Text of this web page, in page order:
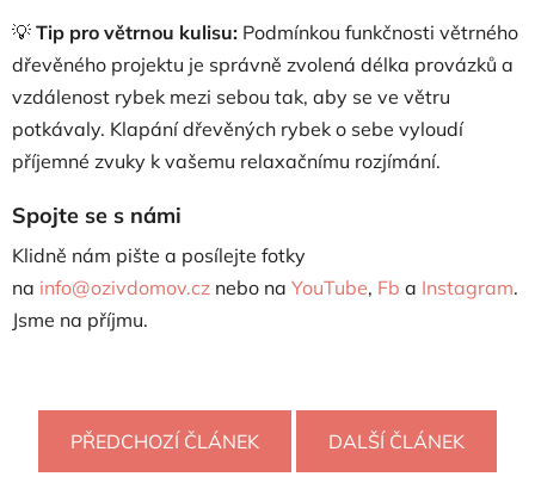
💡 Tip pro větrnou kulisu: Podmínkou funkčnosti větrného
dřevěného projektu je správně zvolená délka provázků a
vzdálenost rybek mezi sebou tak, aby se ve větru
potkávaly. Klapání dřevěných rybek o sebe vyloudí
příjemné zvuky k vašemu relaxačnímu rozjímání.
Spojte se s námi
Klidně nám pište a posílejte fotky
na info@ozivdomov.cz nebo na YouTube, Fb a Instagram.
Jsme na příjmu.
PŘEDCHOZÍ ČLÁNEK DALŠÍ ČLÁNEK